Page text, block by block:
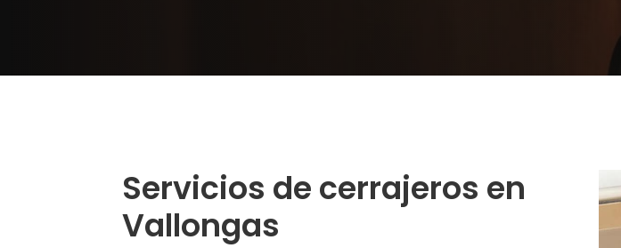
Servicios de cerrajeros en
Vallongas